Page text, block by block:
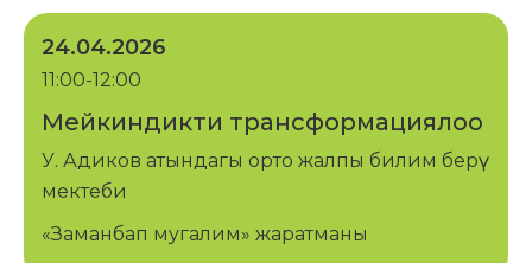
24.04.2026
11:00-12:00
Мейкиндикти трансформациялоо
У. Адиков атындагы орто жалпы билим берүү
мектеби
«Заманбап мугалим» жаратманы